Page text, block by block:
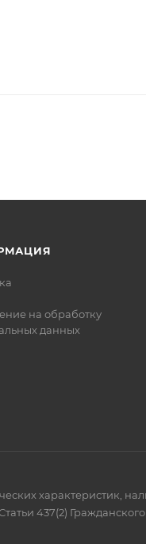
на обработку
данных
характеристик,
437(2)